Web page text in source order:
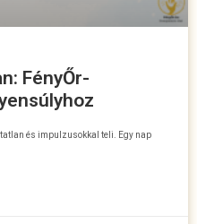
FényŐr-
és impulzusokkal teli. Egy nap